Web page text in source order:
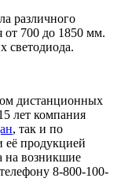
различного
от 700 до 1850 мм.
светодиода.
дистанционных
лет компания
, так и по
её продукцией
на возникшие
8-800-100-